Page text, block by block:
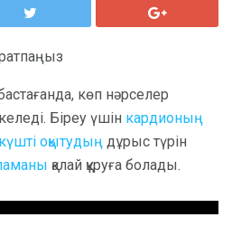
көп нәрселер
Біреу үшін кардионың
күшті оқытудың дұрыс түрін
қалай құруға болады.